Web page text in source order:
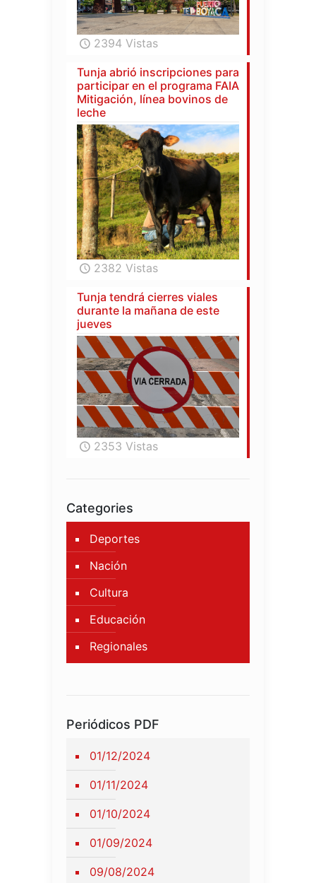
2394 Vistas
Tunja abrió inscripciones para
participar en el programa FAIA
Mitigación, línea bovinos de
leche
2382 Vistas
Tunja tendrá cierres viales
durante la mañana de este
jueves
2353 Vistas
Categories
Deportes
Nación
Cultura
Educación
Regionales
Periódicos PDF
01/12/2024
01/11/2024
01/10/2024
01/09/2024
09/08/2024